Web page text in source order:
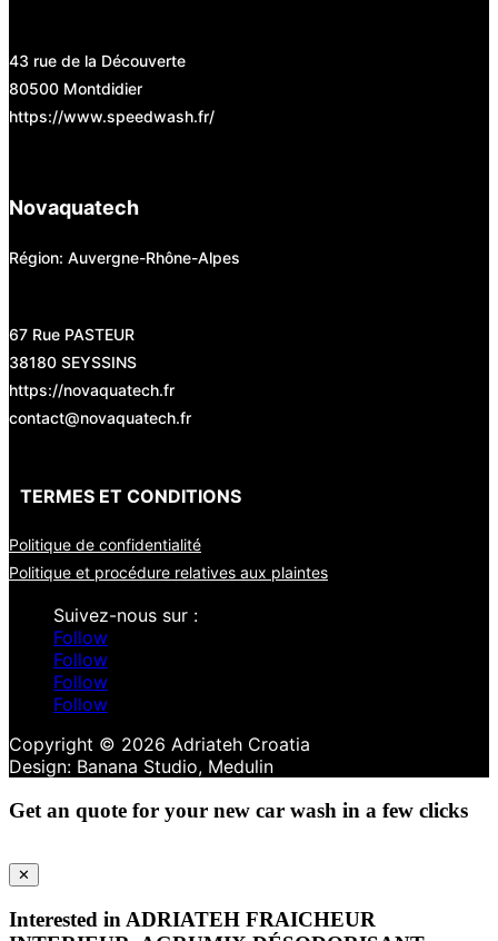
43 rue de la Découverte
80500 Montdidier
https://www.speedwash.fr/
Novaquatech
Région: Auvergne-Rhône-Alpes
67 Rue PASTEUR
38180 SEYSSINS
https://novaquatech.fr
contact@novaquatech.fr
TERMES ET CONDITIONS
Politique de confidentialité
Politique et procédure relatives aux plaintes
Follow
Follow
Follow
Follow
Copyright © 2026 Adriateh Croatia
Get an quote for your new car wash in a few clicks
✕
Interested in ADRIATEH FRAICHEUR